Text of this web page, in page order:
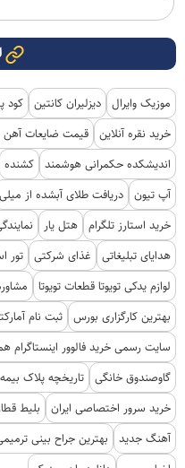
موزیک وایرال دیزلیران کانتین کود
خرید نقره آنلاین قیمت ضایعات آهن
اندیشکده حکمرانی هوشمند کشنده
آپ تیون دریافت طلای آبشده از میلی
خرید استارز تلگرام هتل یار
هدایای تبلیغاتی
غذای شرکتی تور
لوازم یدکی تویوتا قطعات تویوتا
بهترین کارگزاری بورس
ثبت نام
سایت رسمی خرید فالوور اینستاگرام
گاوصندوق خانگی تاریخچه پلاک
خرید سرور اختصاصی ایران
بلیط
آهنگ جدید
بهترین جراح بینی